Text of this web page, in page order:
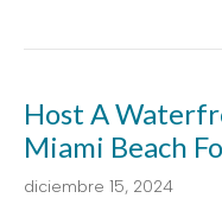
Host A
Miami Beach
diciembre 15, 2024